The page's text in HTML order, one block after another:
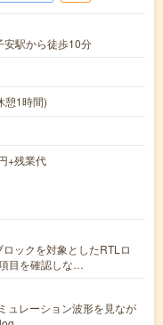
安駅から徒歩10分
1時間)
+残業代
ックを対象としたRTLロ
目を確認しな…
ュレーション波形を見なが